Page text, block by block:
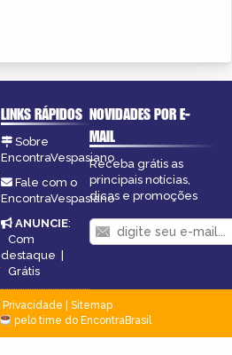
LINKS RÁPIDOS
Sobre
EncontraVespasiano
Fale com o
EncontraVespasiano
ANUNCIE:
Com
destaque |
Grátis
NOVIDADES POR E-
MAIL
Receba grátis as
principais notícias,
dicas e promoções
Privacidade
Sitemap
pelo time do EncontraBrasil